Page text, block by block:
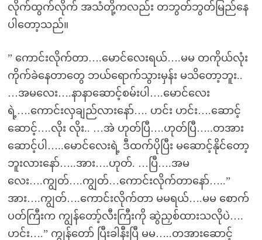
လိုက်ထွက်လိုက် အသံတို့ကလည်း တဘွတ်ဘွတ်မြည်နေ
ပါတော့သည်။
” ကောင်းလိုက်တာ….မောင်လေးရယ်….မမ တကိုယ်လုံး
ကိုက်ခဲနေတာတွေ ဘယ်ရောက်သွားမှန်း မသိတော့ဘူး..
…အမလေး….နာနာဆောင့်စမ်းပါ….မောင်လေး
ရဲ့….ကောင်းလှချည်လားနော်…. ဟင်း ဟင်း….ဆောင့်
ဆောင့်….လိုး လိုး.. …အဲ ဟုတ်ပြီ….ဟုတ်ပြီ…..တအား
ဆောင့်ပါ…..မောင်လေးရဲ့ ဒီထက်ပိုပြီး မဆောင့်နိုင်တော့
ဘူးလားနော်…..အား….ဟုတ်. …ပြီ….အမ
လေး….ကျွတ်….ကျွတ်…ကောင်းလိုက်တာနော်…..”
အား….ကျွတ်….ကောင်းလိုက်တာ မမရယ်….မမ စောက်
ပတ်ကြီးက ကျွန်တော့်လီးကြီးကို ဆွဲညှစ်ထားသလိုပဲ….
ဟင်း….” ကျွန်တော် ပြီးခါနီးပြီ မမ…..တအားဆောင့်